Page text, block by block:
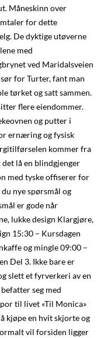
Måneskinn over
for dette
De dyktige utøverne
med
ved Maridalsveien
for Turter, fant man
tørket og satt sammen.
flere eiendommer.
og putter i
ernæring og fysisk
kommer fra
lå en blindgjenger
med tyske offiserer for
du nye spørsmål og
er gode når
lukke design Klargjøre,
15:30 – Kursdagen
og mingle 09:00 –
Del 3. Ikke bare er
slett et fyrverkeri av en
seg med
til livet «Til Monica»
kjøpe en hvit skjorte og
vil forsiden ligger